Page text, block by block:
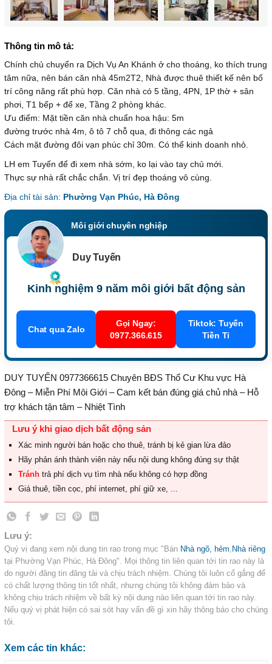
Thông tin mô tả:
Chính chủ chuyển ra Dịch Vụ An Khánh ở cho thoáng, ko thích trung
tâm nữa, nên bán căn nhà 45m2T2, Nhà được thuê thiết kế nên bố
trí công năng rất phù hợp. Căn nhà có 5 tầng, 4PN, 1P thờ + sân
phơi, T1 bếp + để xe, Tầng 2 phòng khác.
Ưu điểm: Mặt tiền căn nhà chuẩn hoa hậu: 5m
đường trước nhà 4m, ô tô 7 chỗ qua, đi thông các ngả
Cách mặt đường đôi vạn phúc chỉ 30m. Có thể kinh doanh nhỏ.
LH em Tuyến để đi xem nhà sớm, ko lại vào tay chủ mới.
Thực sự nhà rất chắc chắn. Vị trí đẹp thoáng vô cùng.
Địa chỉ tài sản: Phường Vạn Phúc, Hà Đông
Môi giới chuyên nghiệp
Duy Tuyến
Kinh nghiệm 9 năm môi giới bất động sản
Chat qua Zalo
Gọi Ngay:
0977.366.615
Tiktok: Tuyến
Tiền Tỉ
DUY TUYẾN 0977366615 Chuyên BĐS Thổ Cư Khu vực Hà
Đông – Miễn Phí Môi Giới – Cam kết bán đúng giá chủ nhà – Hỗ
trợ khách tận tâm – Nhiệt Tình
Lưu ý khi giao dịch bất động sản
Xác minh người bán hoặc cho thuê, tránh bị kẻ gian lừa đảo
Hãy phản ánh thành viên này nếu nội dung không đúng sự thật
Tránh trả phí dịch vụ tìm nhà nếu không có hợp đồng
Giá thuê, tiền cọc, phí internet, phí giữ xe, ...
Lưu ý:
Quý vị đang xem nội dung tin rao trong mục "Bán Nhà ngõ, hẻm Nhà riêng
tại Phường Vạn Phúc, Hà Đông". Mọi thông tin liên quan tới tin rao này là
do người đăng tin đăng tải và chịu trách nhiệm. Chúng tôi luôn cố gắng để
có chất lượng thông tin tốt nhất, nhưng chúng tôi không đảm bảo và
không chịu trách nhiệm về bất kỳ nội dung nào liên quan tới tin rao này.
Nếu quý vị phát hiện có sai sót hay vấn đề gì xin hãy thông báo cho chúng
tôi.
Xem các tin khác: